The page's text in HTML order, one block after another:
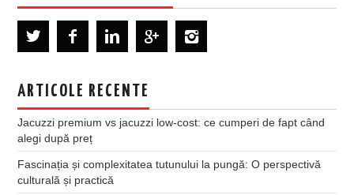
ARTICOLE RECENTE
Jacuzzi premium vs jacuzzi low-cost: ce cumperi de fapt când
alegi după preț
Fascinația și complexitatea tutunului la pungă: O perspectivă
culturală și practică